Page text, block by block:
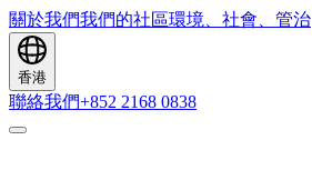
關於我們我們的社區環境、社會、管治
香港
聯絡我們+852 2168 0838